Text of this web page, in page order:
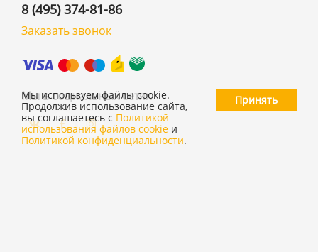
8 (495) 374-81-86
Заказать звонок
Мы в социальных сетях
Мы используем файлы cookie.
Продолжив использование сайта,
вы соглашаетесь с Политикой
использования файлов cookie и
Политикой конфиденциальности.
Принять